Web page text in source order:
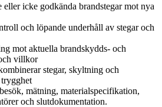
icke godkända brandstegar mot nya
och löpande underhåll av stegar och
mot aktuella brandskydds- och
villkor
stegar, skyltning och
mätning, materialspecifikation,
och slutdokumentation.